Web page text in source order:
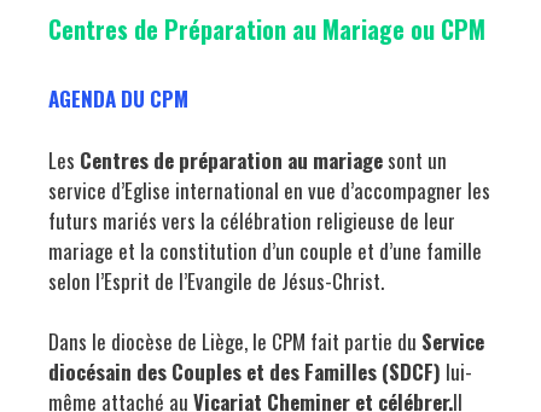
Centres de Préparation au Mariage ou CPM
AGENDA DU CPM
Les Centres de préparation au mariage sont un
service d’Eglise international en vue d’accompagner les
futurs mariés vers la célébration religieuse de leur
mariage et la constitution d’un couple et d’une famille
selon l’Esprit de l’Evangile de Jésus-Christ.
Dans le diocèse de Liège, le CPM fait partie du Service
diocésain des Couples et des Familles (SDCF) lui-
même attaché au Vicariat Cheminer et célébrer.Il